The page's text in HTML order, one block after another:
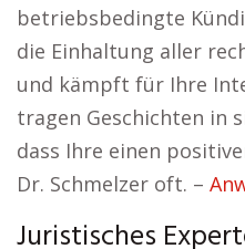
betriebsbedingte
die Einhaltung aller
und kämpft für Ihre
tragen Geschichten in
dass Ihre einen
Dr. Schmelzer oft. –
Juristisches